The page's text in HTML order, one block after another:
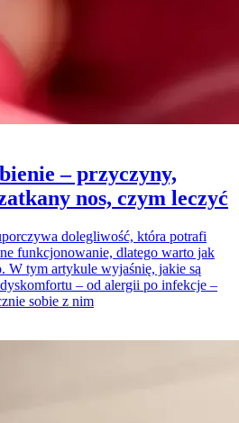
– przyczyny,
nos, czym leczyć
dolegliwość, która potrafi
funkcjonowanie, dlatego warto jak
W tym artykule wyjaśnię, jakie są
– od alergii po infekcje –
sobie z nim